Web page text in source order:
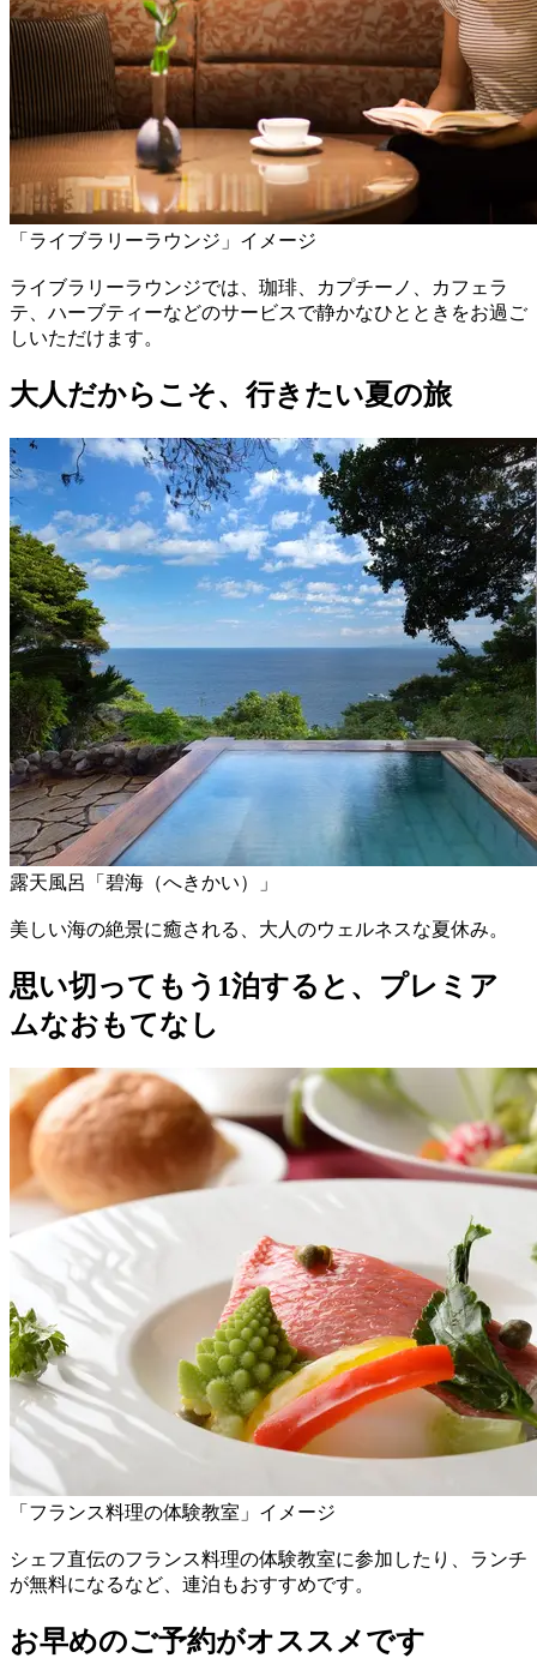
「ライブラリーラウンジ」イメージ
ライブラリーラウンジでは、珈琲、カプチーノ、カフェラ
テ、ハーブティーなどのサービスで静かなひとときをお過ご
しいただけます。
大人だからこそ、行きたい夏の旅
露天風呂「碧海（へきかい）」
美しい海の絶景に癒される、大人のウェルネスな夏休み。
思い切ってもう1泊すると、プレミア
ムなおもてなし
「フランス料理の体験教室」イメージ
シェフ直伝のフランス料理の体験教室に参加したり、ランチ
が無料になるなど、連泊もおすすめです。
お早めのご予約がオススメです